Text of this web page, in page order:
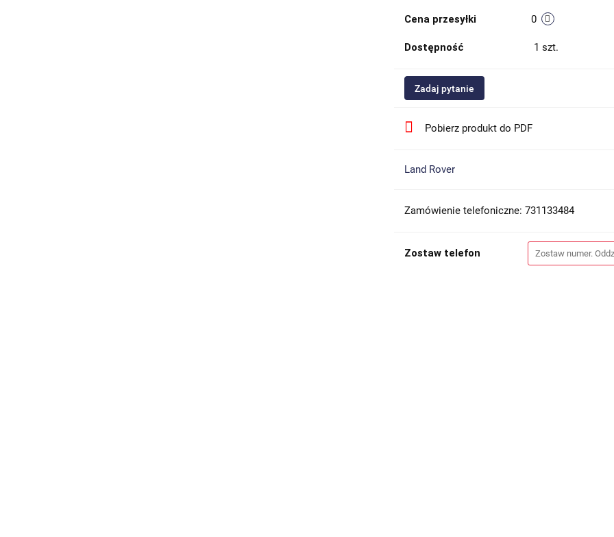
Cena przesyłki 0
Dostępność 1 szt.
Zadaj pytanie
Pobierz produkt do PDF
Land Rover
Zamówienie telefoniczne: 731133484
Zostaw telefon